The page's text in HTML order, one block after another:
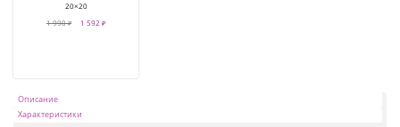
20×20
1 990 ₽
1 592 ₽
Описание
Характеристики